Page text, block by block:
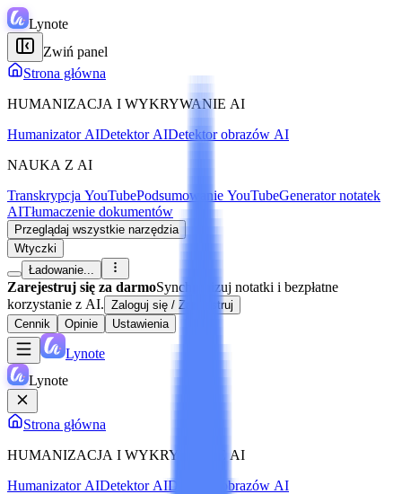
Lynote
Zwiń panel
Strona główna
HUMANIZACJA I WYKRYWANIE AI
Humanizator AIDetektor AIDetektor obrazów AI
NAUKA Z AI
Transkrypcja YouTubePodsumowanie YouTubeGenerator notatek
AITłumaczenie dokumentów
Przeglądaj wszystkie narzędzia
Wtyczki
Ładowanie...
Zarejestruj się za darmoSynchronizuj notatki i bezpłatne
korzystanie z AI. Zaloguj się / Zarejestruj
Cennik
Opinie Ustawienia
Lynote
Lynote
Strona główna
HUMANIZACJA I WYKRYWANIE AI
Humanizator AIDetektor AIDetektor obrazów AI